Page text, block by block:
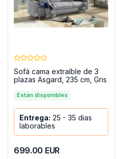
Sofá cama extraíble de 3
plazas Asgard, 235 cm, Gris
Están disponibles
Entrega: 25 - 35 dias
laborables
699.00 EUR